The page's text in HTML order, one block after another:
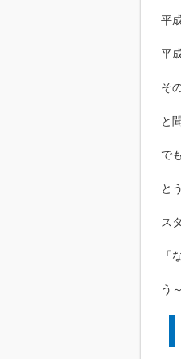
平
平
そ
と
で
と
ス
「
う